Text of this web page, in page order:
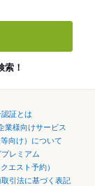
索！
証とは
業様向けサービス
向け）について
レミアム
エスト予約）
引法に基づく表記